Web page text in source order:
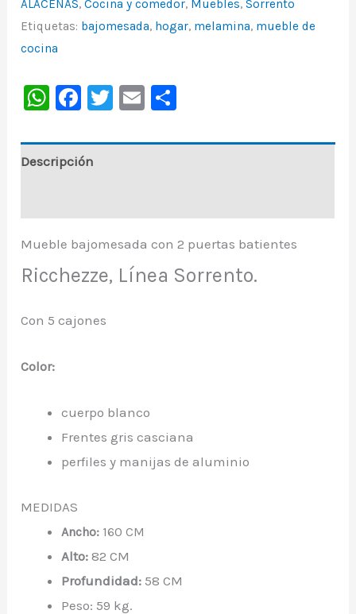
ALACENAS,Cocina y comedor, Muebles,Sorrento
Etiquetas: bajomesada, hogar, melamina, mueble de
cocina
WhatsApp
Facebook
Twitter
Email
Descripción
Mueble bajomesada con 2 puertas batientes
Ricchezze, Línea Sorrento.
Con 5 cajones
Color:
cuerpo blanco
Frentes gris casciana
perfiles y manijas de aluminio
MEDIDAS
Ancho: 160 CM
Alto: 82 CM
Profundidad: 58 CM
Peso: 59 kg.